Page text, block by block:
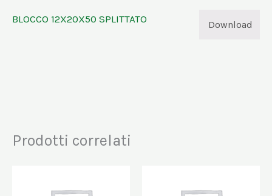
BLOCCO 12X20X50 SPLITTATO Download
Prodotti correlati